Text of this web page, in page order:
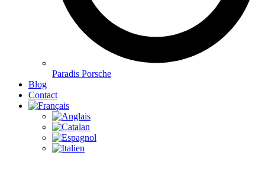
Paradis Porsche
Blog
Contact